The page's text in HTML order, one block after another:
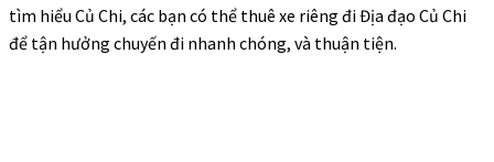
tìm hiểu Củ Chi, các bạn có thể thuê xe riêng đi Địa đạo Củ Chi
để tận hưởng chuyến đi nhanh chóng, và thuận tiện.